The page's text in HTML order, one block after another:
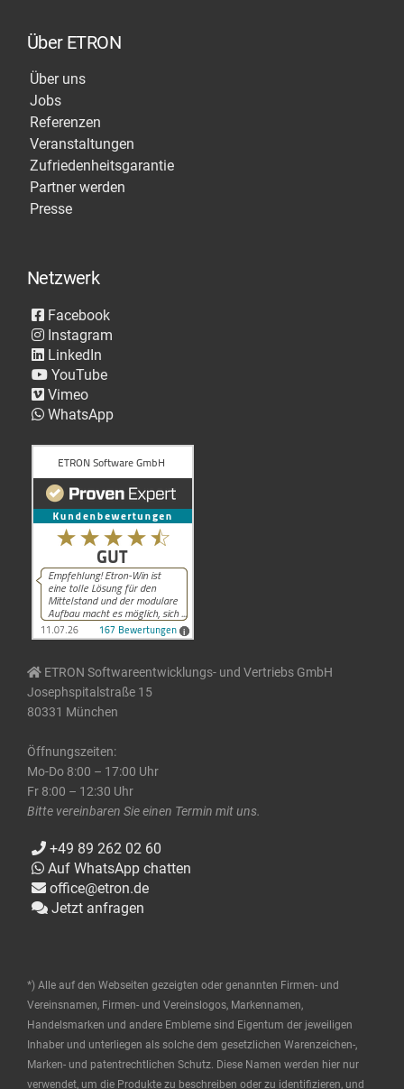
Über ETRON
Über uns
Jobs
Referenzen
Veranstaltungen
Zufriedenheitsgarantie
Partner werden
Presse
Netzwerk
Facebook
Instagram
LinkedIn
YouTube
Vimeo
WhatsApp
ETRON Softwareentwicklungs- und Vertriebs GmbH
Josephspitalstraße 15
80331 München
Öffnungszeiten:
Mo-Do 8:00 – 17:00 Uhr
Fr 8:00 – 12:30 Uhr
Bitte vereinbaren Sie einen Termin mit uns.
+49 89 262 02 60
Auf WhatsApp chatten
office@etron.de
Jetzt anfragen
*) Alle auf den Webseiten gezeigten oder genannten Firmen- und
Vereinsnamen, Firmen- und Vereinslogos, Markennamen,
Handelsmarken und andere Embleme sind Eigentum der jeweiligen
Inhaber und unterliegen als solche dem gesetzlichen Warenzeichen-,
Marken- und patentrechtlichen Schutz. Diese Namen werden hier nur
verwendet, um die Produkte zu beschreiben oder zu identifizieren, und